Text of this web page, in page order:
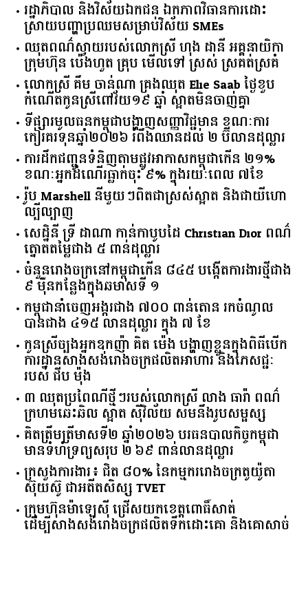
រដ្ឋាភិបាល​ ​និង​វិស័យ​ឯកជន ​ឯកភាព​វិធានការ​ដោះ
ស្រាយ​បញ្ហា​ប្រឈម​​សម្រាប់​វិស័យ​ ​SMEs​
ឈុតពណ៌ស្វាយរបស់លោកស្រី ហុង ដានី អគ្គ​នាយិកា​
ក្រុមហ៊ុន ប៉េងហួត គ្រុប មើលទៅ ស្រស់ ស្រគត់ស្រគំ
លោកស្រី គឹម ចាន់ណា គ្រងឈុត Elie Saab ថ្ងៃខួប
កំណើតកូនស្រីពៅវ័យ១៩ ឆ្នាំ ស្អាតមិនចាញ់គ្នា
ទីផ្សារ​មូលធន​កម្ពុជា​បង្ហាញ​សញ្ញា​វិជ្ជមាន​ ​ខណៈ​ការ​
កៀរគរ​ទុន​ឆ្នាំ​២០២៦​ ​រំពឹង​ឈានដល់​ ​២​ ​ប៊ីលាន​ដុល្លារ​
ការដឹកជញ្ជូនទំនិញតាមផ្លូវអាកាសកម្ពុជាកើន ២១%
ខណៈអ្នកដំណើរធ្លាក់ចុះ ៩% ក្នុងរយៈពេល ៧ខែ
រ៉ូប Marshell នីមួយៗពិតជាស្រស់ស្អាត និងជាយីហោ
ល្បីល្បាញ
សេដ្ឋិនី ទ្រី ដាណា កាន់កាបូបដៃ Christian Dior ពណ៌
ត្នោតតម្លៃជាង ៥ ពាន់ដុល្លារ
ចំនួន​រោងចក្រ​នៅ​កម្ពុជា​កើន​ ​៨៤៥​ ​បង្កើត​ការងារ​ថ្មី​ជាង​
​៩​ ​ម៉ឺន​កន្លែង​ក្នុង​ឆមាស​ទី ​១​
កម្ពុជានាំចេញអង្ករជាង ៧០០ ពាន់តោន រកចំណូល
បានជាង ៤១៥ លានដុល្លារ ក្នុង ៧ ខែ
កូនស្រីច្បងអ្នកឧកញ៉ា គិត ម៉េង បង្ហាញខ្លួនក្នុងពិធីបើក
ការដ្ឋានសាងសង់រោងចក្រផលិតអាហារ និងភេសជ្ជៈ
របស់ ជីប ម៉ុង
៣ ឈុតប្រពៃណីថ្មីៗរបស់លោកស្រី លាង ធារ៉ា ពណ៌
ក្រហមឆេះឆិល ស្អាត ​ស៊ីវិល័យ សមនឹងរូបសម្ផស្ស
គិត​ត្រឹមត្រីមាស​ទី​២​ ​ឆ្នាំ​២០២៦​ បរធន​បាលកិច្ច​កម្ពុជា​ ​
មាន​ទំហំ​ទ្រព្យ​សរុប​ ​២.៦៩​ ​ពាន់លាន​ដុល្លារ​
ក្រសួង​ការងារ​៖ ​ជិត​ ​៨០​% ​នៃ​កម្មករ​រោងចក្រ​តូយ៉ូតា ​
ស៊ុយ​ស៊ូ ​ជា​អតីត​សិស្ស​ ​TVET​
ក្រុមហ៊ុន​ម៉ាឡេស៊ី ជ្រើសយកខេត្ដពោធិ៍សាត់
ដើម្បីសាងសង់រោងចក្រផលិតទឹកដោះគោ និងគោសាច់